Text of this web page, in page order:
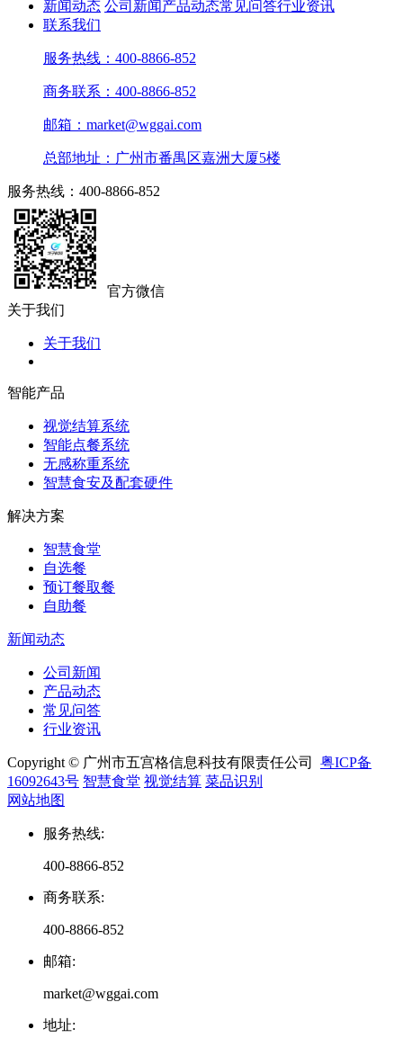
新闻动态 公司新闻产品动态常见问答行业资讯
联系我们
服务热线：400-8866-852
商务联系：400-8866-852
邮箱：market@wggai.com
总部地址：广州市番禺区嘉洲大厦5楼
服务热线：400-8866-852
官方微信
关于我们
关于我们
智能产品
视觉结算系统
智能点餐系统
无感称重系统
智慧食安及配套硬件
解决方案
智慧食堂
自选餐
预订餐取餐
自助餐
新闻动态
公司新闻
产品动态
常见问答
行业资讯
Copyright © 广州市五宫格信息科技有限责任公司 粤ICP备
16092643号 智慧食堂 视觉结算 菜品识别
网站地图
服务热线:
400-8866-852
商务联系:
400-8866-852
邮箱:
market@wggai.com
地址: